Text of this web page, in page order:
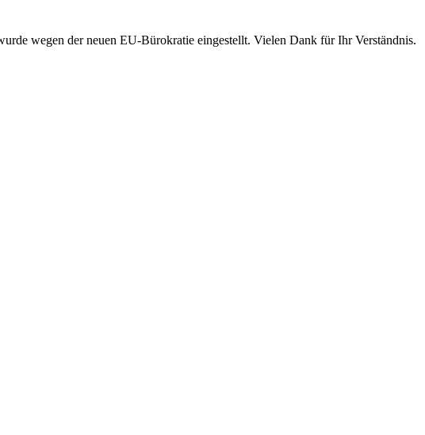
wegen der neuen EU-Bürokratie eingestellt. Vielen Dank für Ihr Verständnis.